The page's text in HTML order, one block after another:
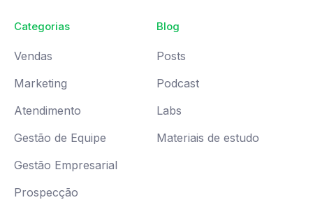
Categorias
Vendas
Marketing
Atendimento
Gestão de Equipe
Gestão Empresarial
Prospecção
Blog
Posts
Podcast
Labs
Materiais de estudo